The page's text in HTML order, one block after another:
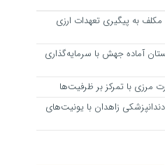
به پیگیری تعهدات ارزی
آماده جهش با سرمایه‌گذاری
مرزی با تمرکز بر ظرفیت‌ها
زاهدان با یونیت‌های